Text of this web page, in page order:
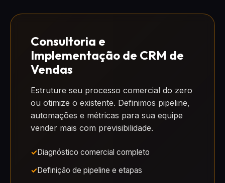
Consultoria e
Implementação de CRM de
Vendas
Estruture seu processo comercial do zero
ou otimize o existente. Definimos pipeline,
automações e métricas para sua equipe
vender mais com previsibilidade.
Diagnóstico comercial completo
Definição de pipeline e etapas